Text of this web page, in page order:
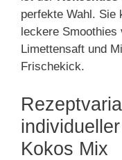
perfekte Wahl. Sie
leckere Smoothies
Limettensaft und
Frischekick.
Kokos Mix